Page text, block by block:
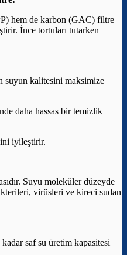
hem de karbon (GAC) filtre
İnce tortuları tutarken
suyun kalitesini maksimize
daha hassas bir temizlik
iyileştirir.
Suyu moleküler düzeyde
virüsleri ve kireci sudan
saf su üretim kapasitesi